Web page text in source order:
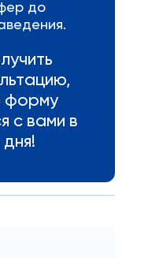
до
форму
с вами в